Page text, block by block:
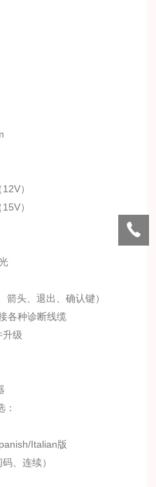
）
）
头、退出、确认键）
各种诊断线缆
升级
Italian版
、连续）